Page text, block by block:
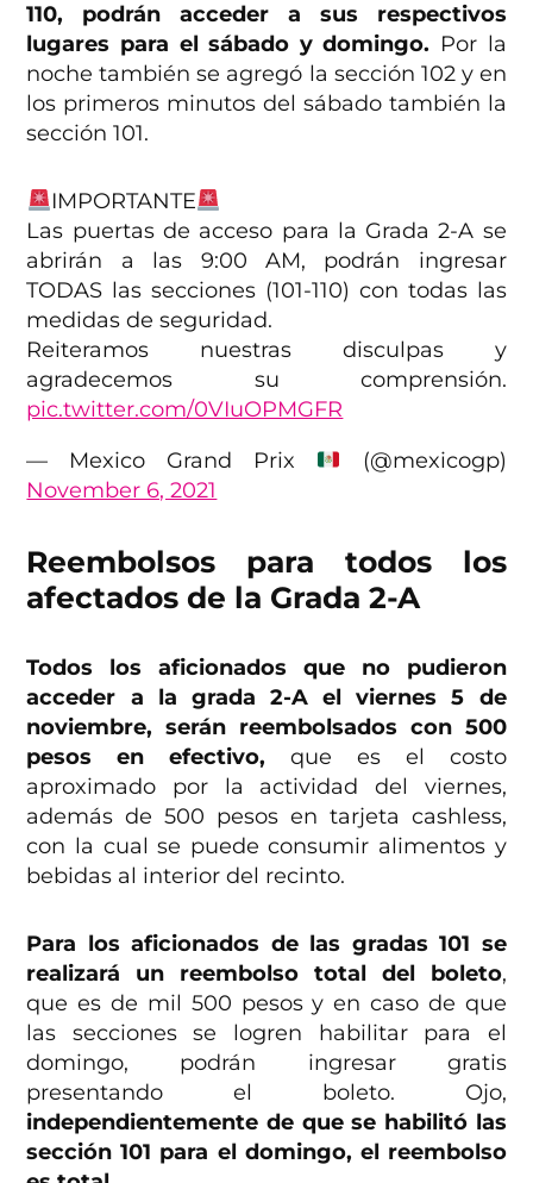
110, podrán acceder a sus respectivos
lugares para el sábado y domingo. Por la
noche también se agregó la sección 102 y en
los primeros minutos del sábado también la
sección 101.
IMPORTANTE
Las puertas de acceso para la Grada 2-A se
abrirán a las 9:00 AM, podrán ingresar
TODAS las secciones (101-110) con todas las
medidas de seguridad.
Reiteramos nuestras disculpas y
agradecemos su comprensión.
pic.twitter.com/0VIuOPMGFR
— Mexico Grand Prix
(@mexicogp)
November 6, 2021
Reembolsos para todos los
afectados de la Grada 2-A
Todos los aficionados que no pudieron
acceder a la grada 2-A el viernes 5 de
noviembre, serán reembolsados con 500
pesos en efectivo, que es el costo
aproximado por la actividad del viernes,
además de 500 pesos en tarjeta cashless,
con la cual se puede consumir alimentos y
bebidas al interior del recinto.
Para los aficionados de las gradas 101 se
realizará un reembolso total del boleto,
que es de mil 500 pesos y en caso de que
las secciones se logren habilitar para el
domingo, podrán ingresar gratis
presentando el boleto. Ojo,
independientemente de que se habilitó las
sección 101 para el domingo, el reembolso